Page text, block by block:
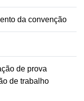
da convenção
de prova
de trabalho